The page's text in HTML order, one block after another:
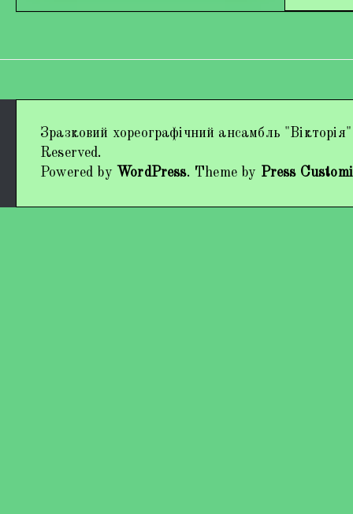
Наші виступи
Працівники колективу
Зразковий хореографічний ансамбль
Reserved.
Powered by WordPress. Theme by Press